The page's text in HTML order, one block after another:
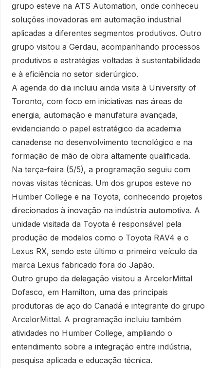
grupo esteve na ATS Automation, onde conheceu
soluções inovadoras em automação industrial
aplicadas a diferentes segmentos produtivos. Outro
grupo visitou a Gerdau, acompanhando processos
produtivos e estratégias voltadas à sustentabilidade
e à eficiência no setor siderúrgico.
A agenda do dia incluiu ainda visita à University of
Toronto, com foco em iniciativas nas áreas de
energia, automação e manufatura avançada,
evidenciando o papel estratégico da academia
canadense no desenvolvimento tecnológico e na
formação de mão de obra altamente qualificada.
Na terça-feira (5/5), a programação seguiu com
novas visitas técnicas. Um dos grupos esteve no
Humber College e na Toyota, conhecendo projetos
direcionados à inovação na indústria automotiva. A
unidade visitada da Toyota é responsável pela
produção de modelos como o Toyota RAV4 e o
Lexus RX, sendo este último o primeiro veículo da
marca Lexus fabricado fora do Japão.
Outro grupo da delegação visitou a ArcelorMittal
Dofasco, em Hamilton, uma das principais
produtoras de aço do Canadá e integrante do grupo
ArcelorMittal. A programação incluiu também
atividades no Humber College, ampliando o
entendimento sobre a integração entre indústria,
pesquisa aplicada e educação técnica.